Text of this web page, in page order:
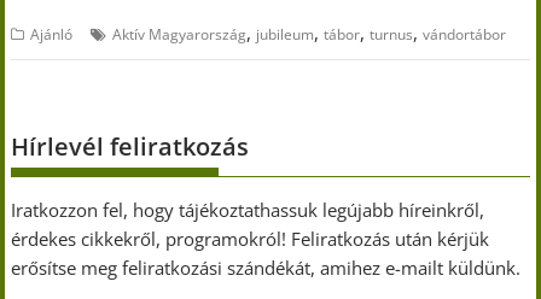
Ajánló Aktív Magyarország, jubileum,tábor,turnus,vándortábor
Hírlevél feliratkozás
Iratkozzon fel, hogy tájékoztathassuk legújabb híreinkről,
érdekes cikkekről, programokról! Feliratkozás után kérjük
erősítse meg feliratkozási szándékát, amihez e-mailt küldünk.